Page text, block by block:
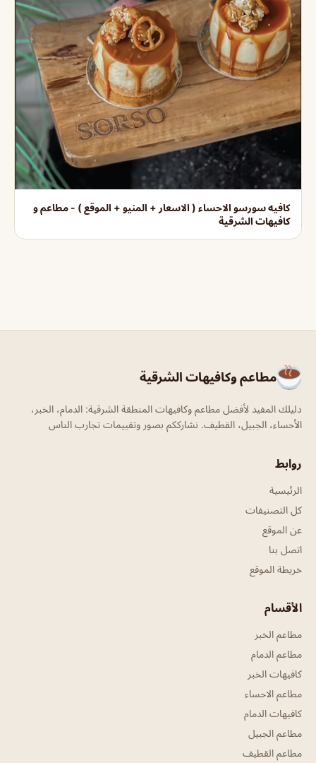
كافيه سورسو الاحساء ( الاسعار + المنيو + الموقع ) - مطاعم و
كافيهات الشرقية
مطاعم وكافيهات الشرقية
دليلك المفيد لأفضل مطاعم وكافيهات المنطقة الشرقية: الدمام، الخبر،
الأحساء، الجبيل، القطيف. نشارككم بصور وتقييمات تجارب الناس
روابط
الرئيسية
كل التصنيفات
عن الموقع
اتصل بنا
خريطة الموقع
الأقسام
مطاعم الخبر
مطاعم الدمام
كافيهات الخبر
مطاعم الاحساء
كافيهات الدمام
مطاعم الجبيل
مطاعم القطيف